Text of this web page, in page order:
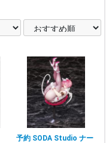
予約 SODA Studio ナー